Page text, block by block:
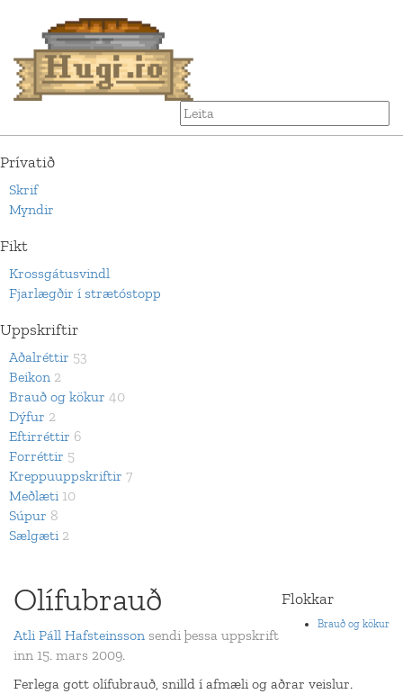
Prívatið
Skrif
Myndir
Fikt
Krossgátusvindl
Fjarlægðir í strætóstopp
Uppskriftir
Aðalréttir 53
Beikon 2
Brauð og kökur 40
Dýfur 2
Eftirréttir 6
Forréttir 5
Kreppuuppskriftir 7
Meðlæti 10
Súpur 8
Sælgæti 2
Flokkar
Brauð og kökur
Olífubrauð
Atli Páll Hafsteinsson sendi þessa uppskrift
inn 15. mars 2009.
Ferlega gott olífubrauð, snilld í afmæli og aðrar veislur.